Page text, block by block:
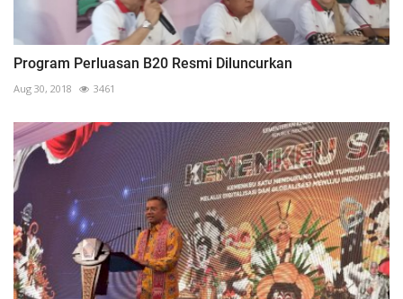
Program Perluasan B20 Resmi Diluncurkan
Aug 30, 2018 3461